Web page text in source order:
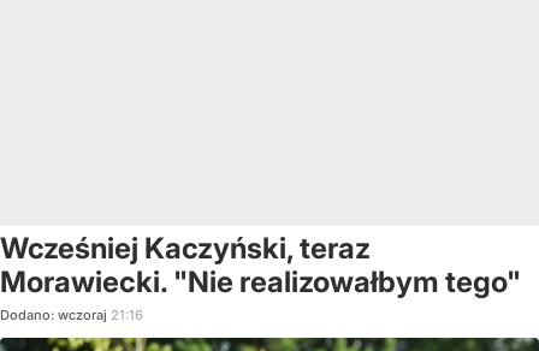
Wcześniej Kaczyński, teraz
Morawiecki. "Nie realizowałbym tego"
Dodano: wczoraj 21:16